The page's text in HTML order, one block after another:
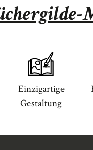
Einzigartige
Gestaltung